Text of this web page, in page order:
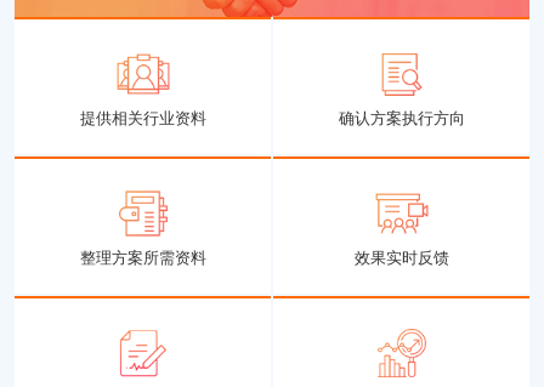
提供相关行业资料 确认方案执行方向
整理方案所需资料 效果实时反馈